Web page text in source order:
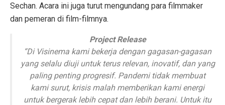
Sechan. Acara ini juga turut mengundang para filmmaker
dan pemeran di film-filmnya.
Project Release
“Di Visinema kami bekerja dengan gagasan-gagasan
yang selalu diuji untuk terus relevan, inovatif, dan yang
paling penting progresif. Pandemi tidak membuat
kami surut, krisis malah memberikan kami energi
untuk bergerak lebih cepat dan lebih berani. Untuk itu